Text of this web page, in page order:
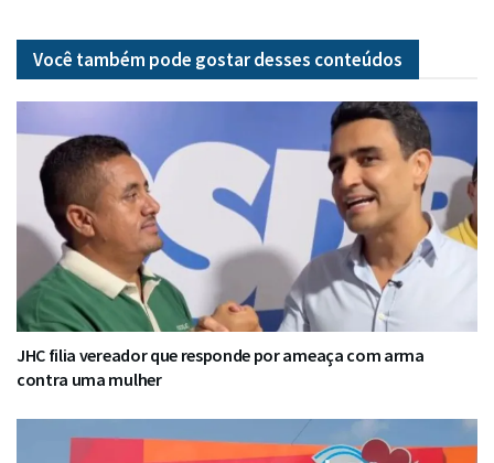
Você também pode gostar desses conteúdos
JHC filia vereador que responde por ameaça com arma
contra uma mulher